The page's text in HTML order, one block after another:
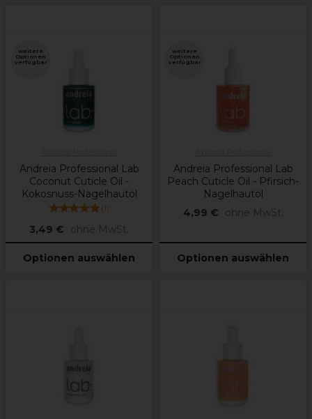
weitere
Optionen
verfügbar
Andreia Professional Lab
Coconut Cuticle Oil -
Kokosnuss-Nagelhautöl
(1)
3,49 € ohne MwSt.
Optionen auswählen
weitere
Optionen
verfügbar
Andreia Professional Lab
Peach Cuticle Oil - Pfirsich-
Nagelhautöl
4,99 €
ohne MwSt.
Optionen auswählen